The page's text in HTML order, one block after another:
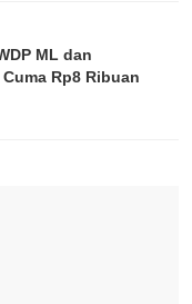
ML dan
Rp8 Ribuan